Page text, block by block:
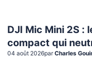
DJI Mic Mini 2S :
compact qui
04 août 2026par Charles